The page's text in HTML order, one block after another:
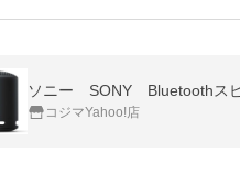
ソニー SONY Bluetoothス
コジマYahoo!店